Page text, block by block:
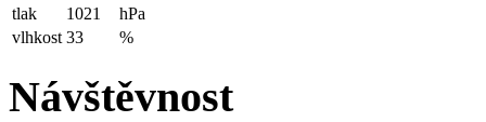
tlak
1021
hPa
vlhkost 33 %
Návštěvnost